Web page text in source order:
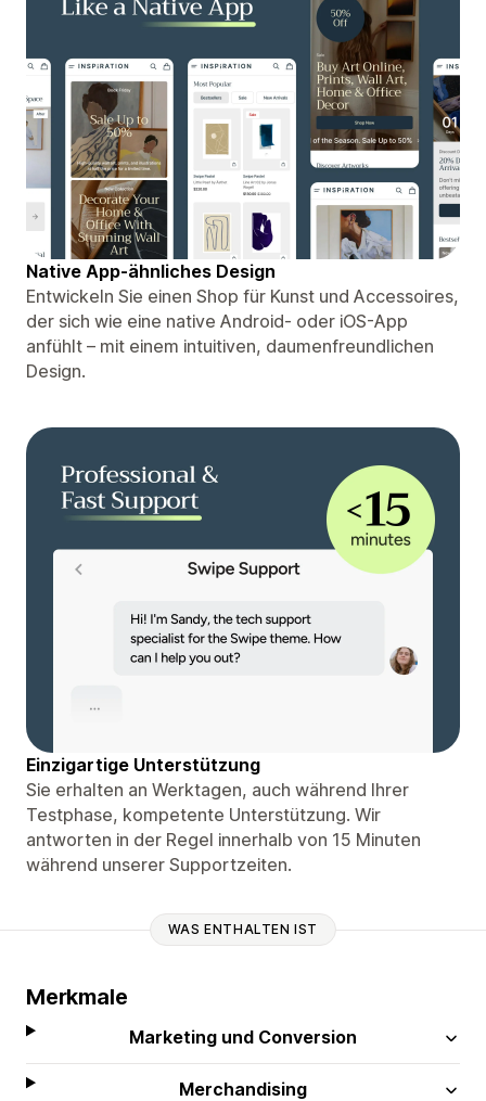
Native App-ähnliches Design
Entwickeln Sie einen Shop für Kunst und Accessoires,
der sich wie eine native Android- oder iOS-App
anfühlt – mit einem intuitiven, daumenfreundlichen
Design.
Einzigartige Unterstützung
Sie erhalten an Werktagen, auch während Ihrer
Testphase, kompetente Unterstützung. Wir
antworten in der Regel innerhalb von 15 Minuten
während unserer Supportzeiten.
WAS ENTHALTEN IST
Merkmale
Marketing und Conversion
Merchandising